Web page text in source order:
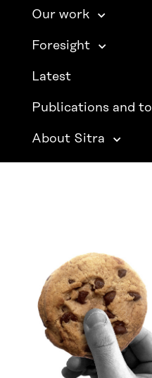
Our work
Foresight
Latest
Publications and
About Sitra